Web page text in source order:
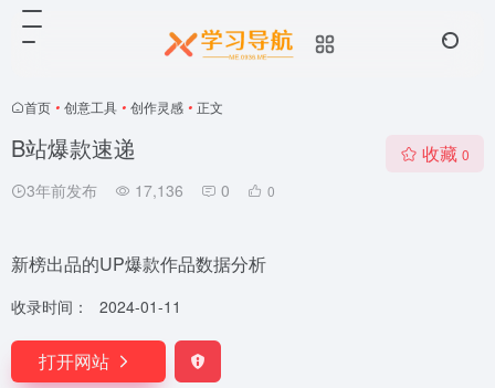
首页 • 创意工具 • 创作灵感 • 正文
B站爆款速递
3年前发布 17,136 0 0
收藏 0
新榜出品的UP爆款作品数据分析
收录时间： 2024-01-11
打开网站